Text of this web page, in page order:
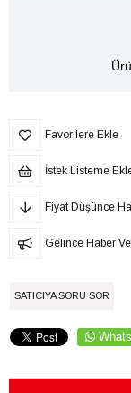
Favorilere Ekle
İstek Listeme
Fiyat Düşünce
Gelince Haber
SATICIYA SORU SOR